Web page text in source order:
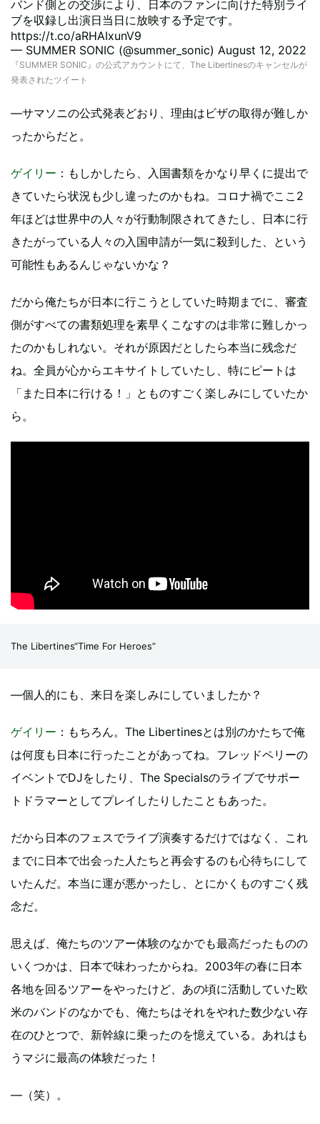
バンド側との交渉により、日本のファンに向けた特別ライ
ブを収録し出演日当日に放映する予定です。
https://t.co/aRHAIxunV9
— SUMMER SONIC (@summer_sonic) August 12, 2022
『SUMMER SONIC』の公式アカウントにて、The Libertinesのキャンセルが
発表されたツイート
―サマソニの公式発表どおり、理由はビザの取得が難しか
ったからだと。
ゲイリー ：もしかしたら、入国書類をかなり早くに提出で
きていたら状況も少し違ったのかもね。コロナ禍でここ2
年ほどは世界中の人々が行動制限されてきたし、日本に行
きたがっている人々の入国申請が一気に殺到した、という
可能性もあるんじゃないかな？
だから俺たちが日本に行こうとしていた時期までに、審査
側がすべての書類処理を素早くこなすのは非常に難しかっ
たのかもしれない。それが原因だとしたら本当に残念だ
ね。全員が心からエキサイトしていたし、特にピートは
「また日本に行ける！」とものすごく楽しみにしていたか
ら。
The Libertines“Time For Heroes”
―個人的にも、来日を楽しみにしていましたか？
ゲイリー ：もちろん。The Libertinesとは別のかたちで俺
は何度も日本に行ったことがあってね。フレッドペリーの
イベントでDJをしたり、The Specialsのライブでサポー
トドラマーとしてプレイしたりしたこともあった。
だから日本のフェスでライブ演奏するだけではなく、これ
までに日本で出会った人たちと再会するのも心待ちにして
いたんだ。本当に運が悪かったし、とにかくものすごく残
念だ。
思えば、俺たちのツアー体験のなかでも最高だったものの
いくつかは、日本で味わったからね。2003年の春に日本
各地を回るツアーをやったけど、あの頃に活動していた欧
米のバンドのなかでも、俺たちはそれをやれた数少ない存
在のひとつで、新幹線に乗ったのを憶えている。あれはも
うマジに最高の体験だった！
―（笑）。